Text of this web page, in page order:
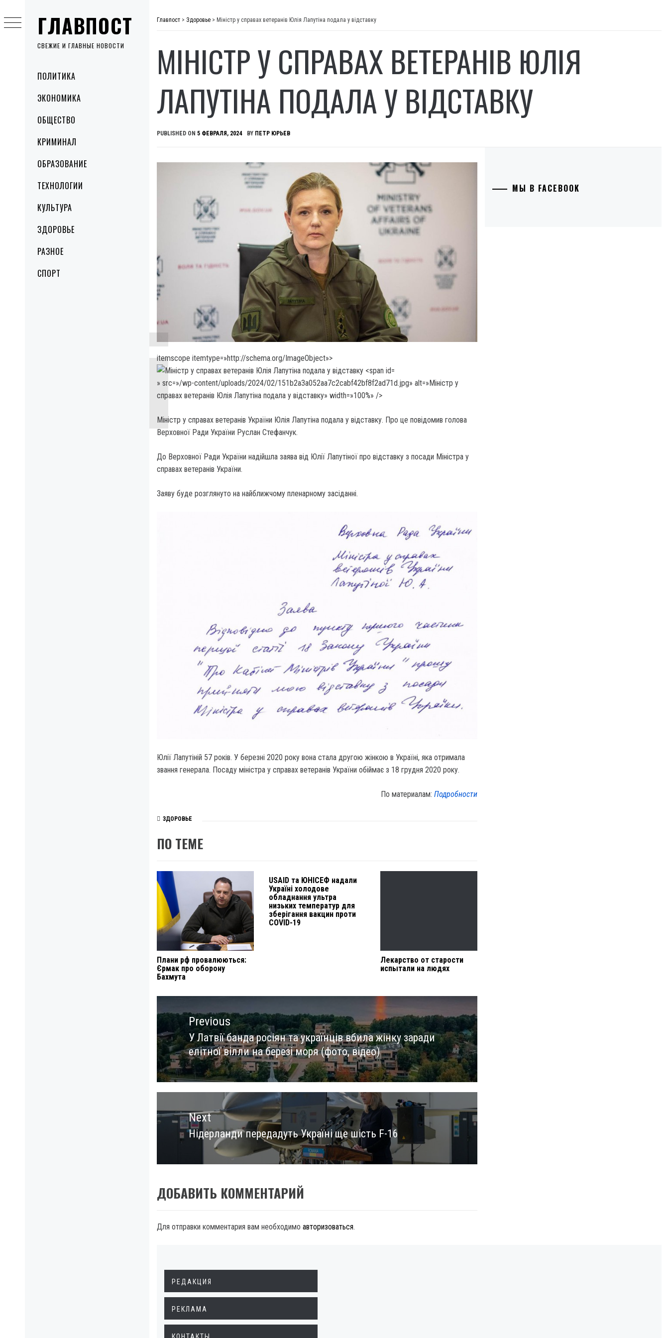
ГЛАВПОСТ
СВЕЖИЕ И ГЛАВНЫЕ НОВОСТИ
MenuПОЛИТИКА
ЭКОНОМИКА
ОБЩЕСТВО
КРИМИНАЛ
ОБРАЗОВАНИЕ
ТЕХНОЛОГИИ
КУЛЬТУРА
ЗДОРОВЬЕ
РАЗНОЕ
СПОРТ
to
content
Главпост > Здоровье > Міністр у справах ветеранів Юлія Лапутіна подала у відставку
МІНІСТР У СПРАВАХ ВЕТЕРАНІВ ЮЛІЯ
ЛАПУТІНА ПОДАЛА У ВІДСТАВКУ
PUBLISHED ON 5 ФЕВРАЛЯ, 2024 BY ПЕТР ЮРЬЕВ
itemscope itemtype=»http://schema.org/ImageObject»>
» src=»/wp-content/uploads/2024/02/151b2a3a052aa7c2cabf42bf8f2ad71d.jpg» alt=»Міністр у
справах ветеранів Юлія Лапутіна подала у відставку» width=»100%» />
Міністр у справах ветеранів України Юлія Лапутіна подала у відставку. Про це повідомив голова
Верховної Ради України Руслан Стефанчук.
До Верховної Ради України надійшла заява від Юлії Лапутіної про відставку з посади Міністра у
справах ветеранів України.
Заяву буде розглянуто на найближчому пленарному засіданні.
Юлії Лапутіній 57 років. У березні 2020 року вона стала другою жінкою в Україні, яка отримала
звання генерала. Посаду міністра у справах ветеранів України обіймає з 18 грудня 2020 року.
По материалам:Подробности
ЗДОРОВЬЕ
ПО ТЕМЕ
Плани рф провалюються:
Єрмак про оборону
Бахмута
USAID та ЮНІСЕФ надали
Україні холодове
обладнання ультра
низьких температур для
зберігання вакцин проти
COVID-19
Лекарство от старости
испытали на людях
Навигация
по
записямPrevious
Previous
post:
У Латвії банда росіян та українців вбила жінку заради
елітної вілли на березі моря (фото, відео)
Next
Next
Нідерланди передадуть Україні ще шість F-16
ДОБАВИТЬ КОММЕНТАРИЙ
Для отправки комментария вам необходимо авторизоваться.
МЫ В FACEBOOK
РЕДАКЦИЯ
РЕКЛАМА
КОНТАКТЫ